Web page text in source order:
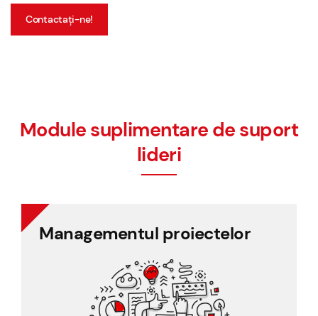
Contactați-ne!
Module suplimentare de suport
lideri
Managementul proiectelor
Managementul proiectelor
Evidența strictă a activității proiectului și pontaj